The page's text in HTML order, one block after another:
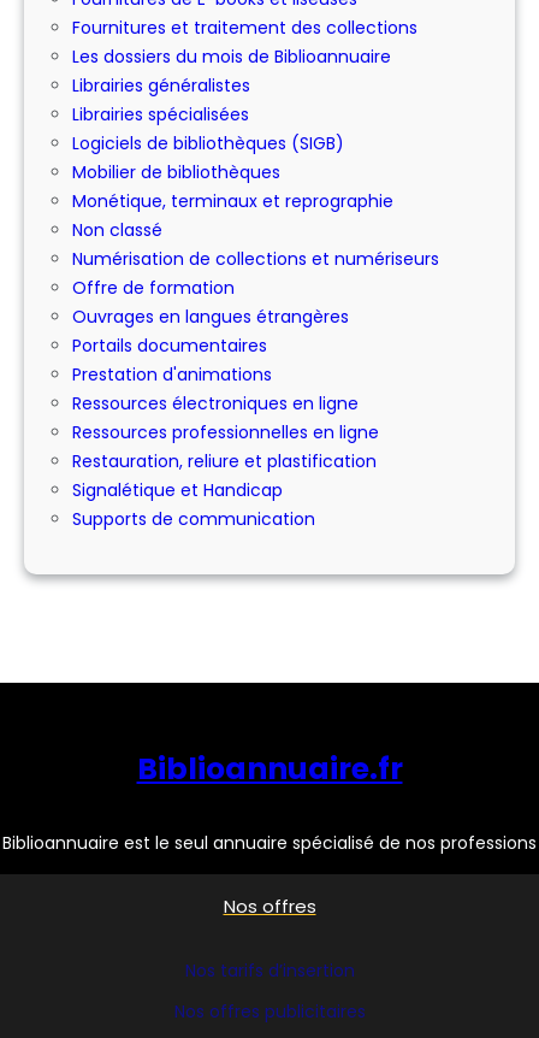
Fournitures et traitement des collections
Les dossiers du mois de Biblioannuaire
Librairies généralistes
Librairies spécialisées
Logiciels de bibliothèques (SIGB)
Mobilier de bibliothèques
Monétique, terminaux et reprographie
Non classé
Numérisation de collections et numériseurs
Offre de formation
Ouvrages en langues étrangères
Portails documentaires
Prestation d'animations
Ressources électroniques en ligne
Ressources professionnelles en ligne
Restauration, reliure et plastification
Signalétique et Handicap
Supports de communication
Biblioannuaire.fr
Biblioannuaire est le seul annuaire spécialisé de nos professions
Nos offres
Nos tarifs d’insertion
Nos offres publicitaires